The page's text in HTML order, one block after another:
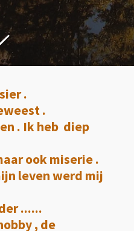
.
.
. Ik heb diep
ook miserie .
leven werd mij
......
, de